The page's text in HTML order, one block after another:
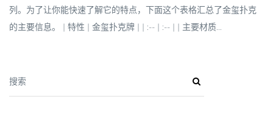
列。为了让你能快速了解它的特点，下面这个表格汇总了金玺扑克
的主要信息。 | 特性 | 金玺扑克牌 | | :-- | :-- | | 主要材质...
搜索